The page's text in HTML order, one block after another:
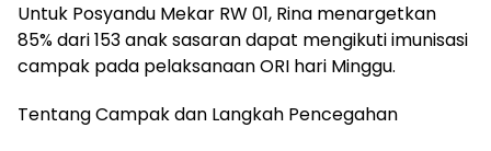
Untuk Posyandu Mekar RW 01, Rina menargetkan
85% dari 153 anak sasaran dapat mengikuti imunisasi
campak pada pelaksanaan ORI hari Minggu.
Tentang Campak dan Langkah Pencegahan